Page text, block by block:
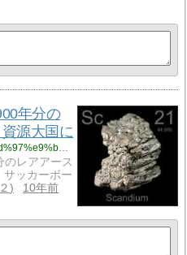
年分の
源大国に
http://gajitaku.link/2016/11/03/%e5%8d%97%e9%b3%a5%e5%b3%b6%e6%b2%96%e3%81%ae%e6%97%a5%e6%9c%ac%e3%81%aeeez%e3%81%a79900%e5%b9%b4%e5%88%86%e3%81%ae%e3%83%ac%e3%82%a2%e3%82%a2%e3%83%bc%e3%82%b9%e7%99%ba%e8%a6%8b/
のレアアース
ッカーボー
10年前